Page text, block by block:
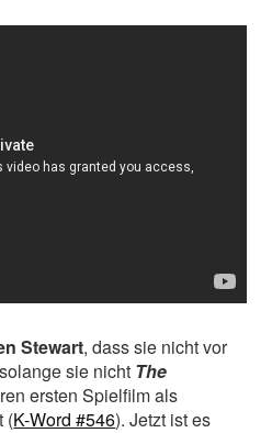
Stewart, dass sie nicht vor
sie nicht The
ersten Spielfilm als
(K-Word #546). Jetzt ist es